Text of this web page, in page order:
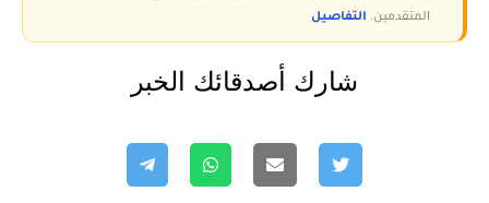
المتقدمين. التفاصيل
شارك أصدقائك الخبر